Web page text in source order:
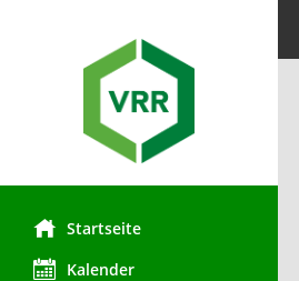
Startseite
Kalender